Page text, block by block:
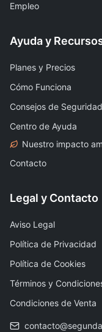
Empleo
Ayuda y
Planes y Precios
Cómo Funciona
Consejos de Seguridad
Centro de Ayuda
Nuestro impacto
Contacto
Legal y Contacto
Aviso Legal
Política de Privacidad
Política de Cookies
Términos y
Condiciones de Venta